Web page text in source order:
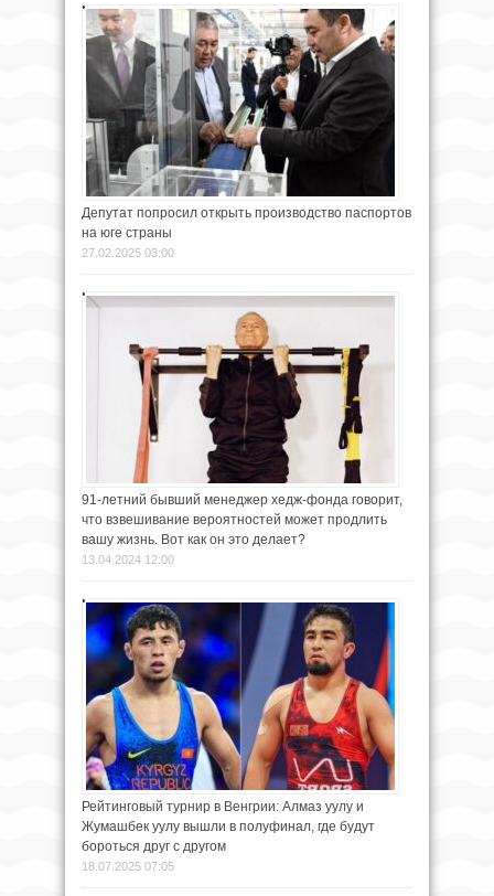
Депутат попросил открыть производство паспортов
на юге страны
27.02.2025 03:00
91-летний бывший менеджер хедж-фонда говорит,
что взвешивание вероятностей может продлить
вашу жизнь. Вот как он это делает?
13.04.2024 12:00
Рейтинговый турнир в Венгрии: Алмаз уулу и
Жумашбек уулу вышли в полуфинал, где будут
бороться друг с другом
18.07.2025 07:05